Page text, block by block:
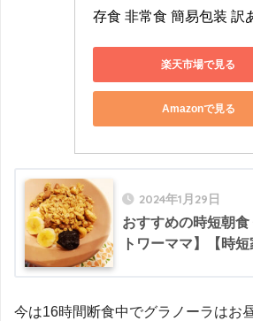
存食 非常食 簡易包装 訳
楽天市場で見る
Amazonで見る
2024年1月29日
おすすめの時短朝
トワーママ】【時短
今は16時間断食中でグラノーラはお